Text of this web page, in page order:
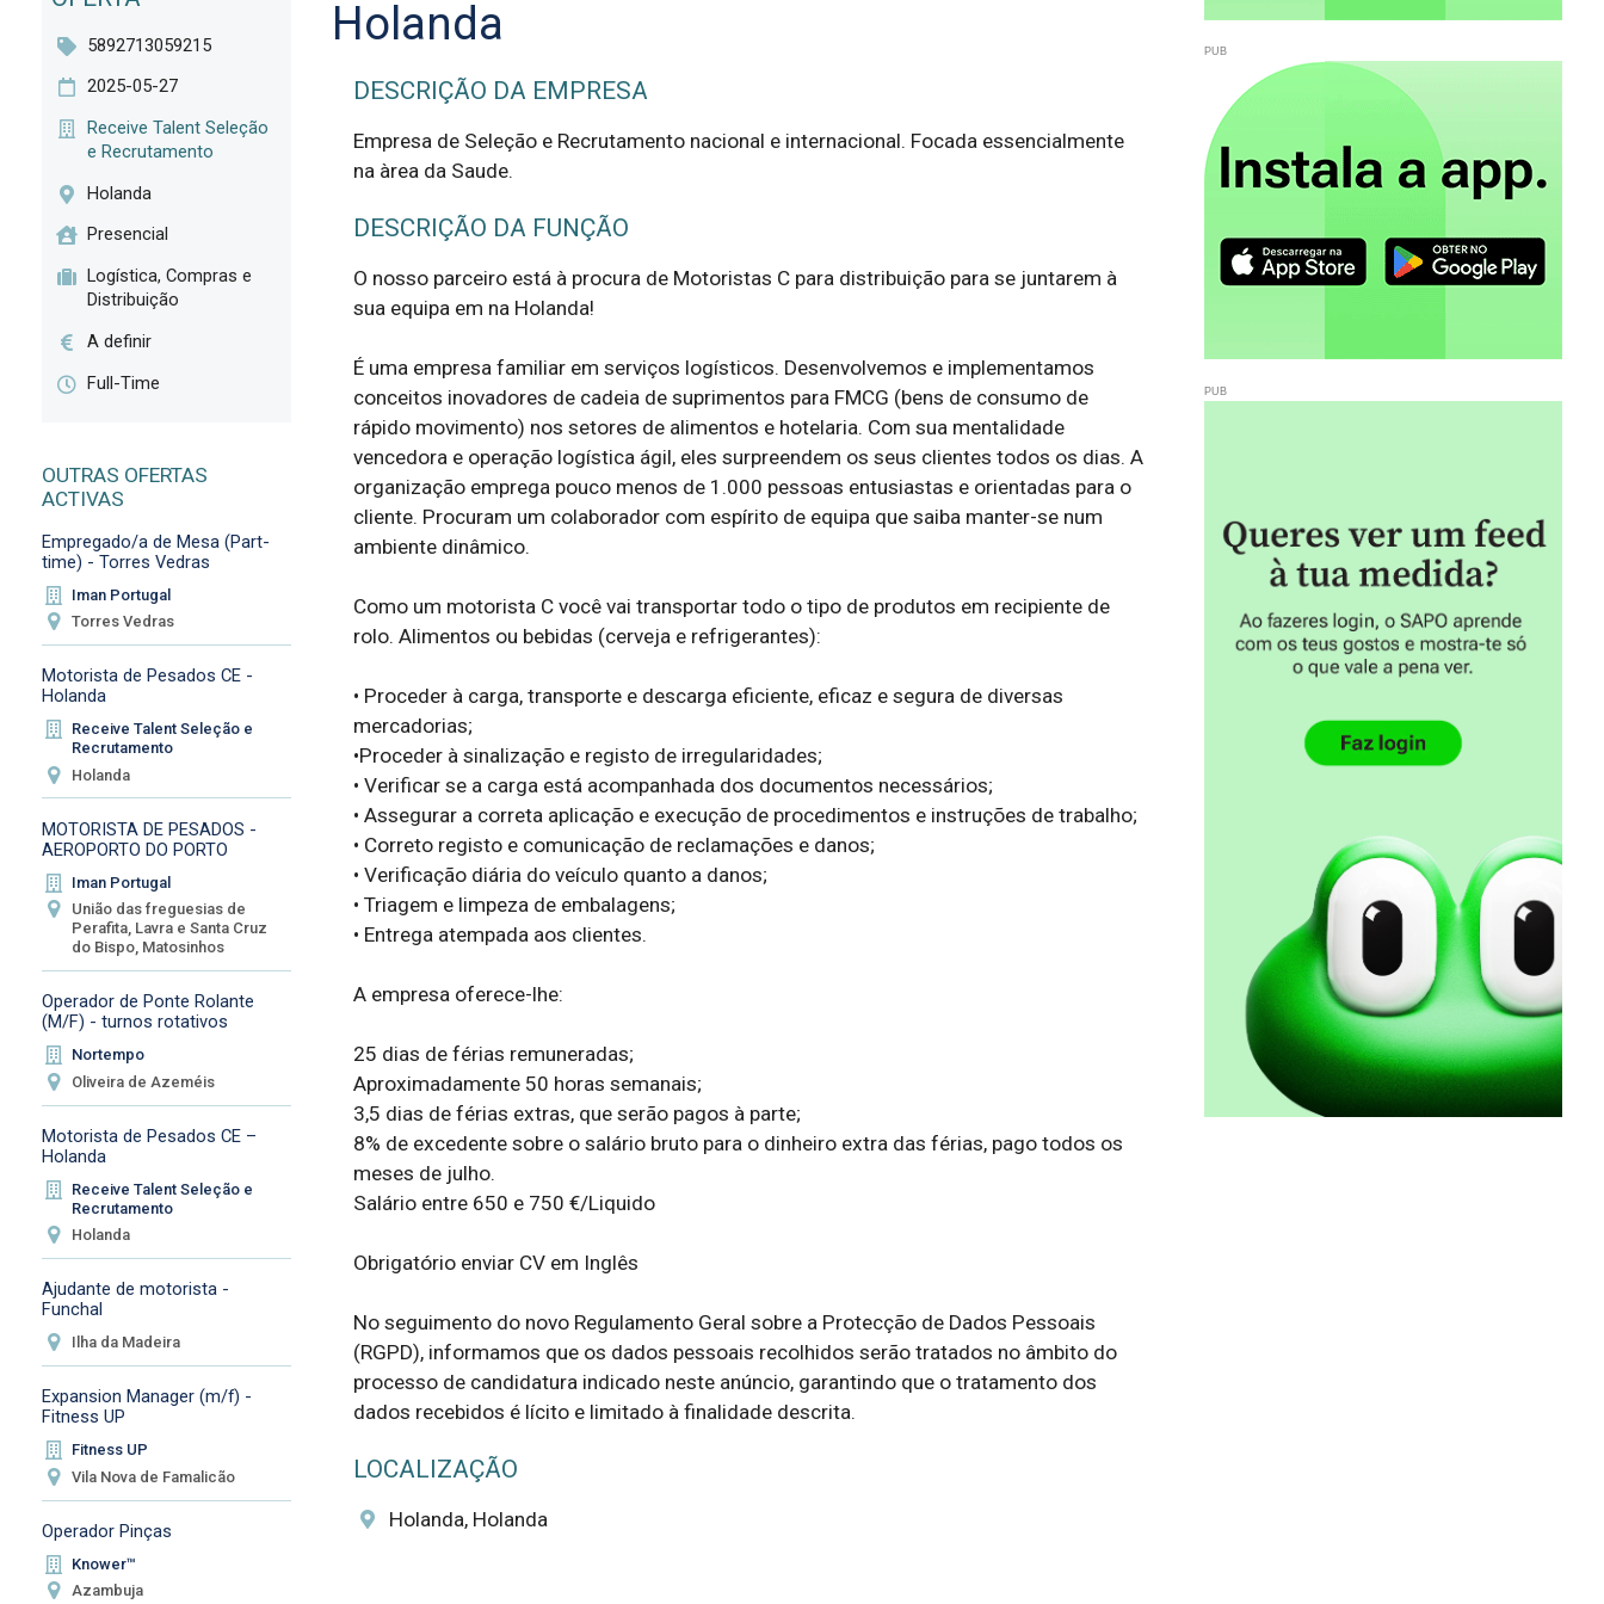
5892713059215
2025-05-27
Receive Talent Seleção
e Recrutamento
Holanda
Presencial
Logística, Compras e
Distribuição
A definir
Full-Time
OUTRAS OFERTAS
ACTIVAS
Empregado/a de Mesa (Part-
time) - Torres Vedras
Iman Portugal
Torres Vedras
Motorista de Pesados CE -
Holanda
Receive Talent Seleção e
Recrutamento
Holanda
MOTORISTA DE PESADOS -
AEROPORTO DO PORTO
Iman Portugal
União das freguesias de
Perafita, Lavra e Santa Cruz
do Bispo, Matosinhos
Operador de Ponte Rolante
(M/F) - turnos rotativos
Nortempo
Oliveira de Azeméis
Motorista de Pesados CE –
Holanda
Receive Talent Seleção e
Recrutamento
Holanda
Ajudante de motorista -
Funchal
Ilha da Madeira
Expansion Manager (m/f) -
Fitness UP
Fitness UP
Vila Nova de Famalicão
Operador Pinças
Knower™
Azambuja
Holanda
DESCRIÇÃO DA EMPRESA
Empresa de Seleção e Recrutamento nacional e internacional. Focada essencialmente
na àrea da Saude.
DESCRIÇÃO DA FUNÇÃO
O nosso parceiro está à procura de Motoristas C para distribuição para se juntarem à
sua equipa em na Holanda!
É uma empresa familiar em serviços logísticos. Desenvolvemos e implementamos
conceitos inovadores de cadeia de suprimentos para FMCG (bens de consumo de
rápido movimento) nos setores de alimentos e hotelaria. Com sua mentalidade
vencedora e operação logística ágil, eles surpreendem os seus clientes todos os dias. A
organização emprega pouco menos de 1.000 pessoas entusiastas e orientadas para o
cliente. Procuram um colaborador com espírito de equipa que saiba manter-se num
ambiente dinâmico.
Como um motorista C você vai transportar todo o tipo de produtos em recipiente de
rolo. Alimentos ou bebidas (cerveja e refrigerantes):
• Proceder à carga, transporte e descarga eficiente, eficaz e segura de diversas
mercadorias;
•Proceder à sinalização e registo de irregularidades;
• Verificar se a carga está acompanhada dos documentos necessários;
• Assegurar a correta aplicação e execução de procedimentos e instruções de trabalho;
• Correto registo e comunicação de reclamações e danos;
• Verificação diária do veículo quanto a danos;
• Triagem e limpeza de embalagens;
• Entrega atempada aos clientes.
A empresa oferece-lhe:
25 dias de férias remuneradas;
Aproximadamente 50 horas semanais;
3,5 dias de férias extras, que serão pagos à parte;
8% de excedente sobre o salário bruto para o dinheiro extra das férias, pago todos os
meses de julho.
Salário entre 650 e 750 €/Liquido
Obrigatório enviar CV em Inglês
No seguimento do novo Regulamento Geral sobre a Protecção de Dados Pessoais
(RGPD), informamos que os dados pessoais recolhidos serão tratados no âmbito do
processo de candidatura indicado neste anúncio, garantindo que o tratamento dos
dados recebidos é lícito e limitado à finalidade descrita.
LOCALIZAÇÃO
Holanda, Holanda